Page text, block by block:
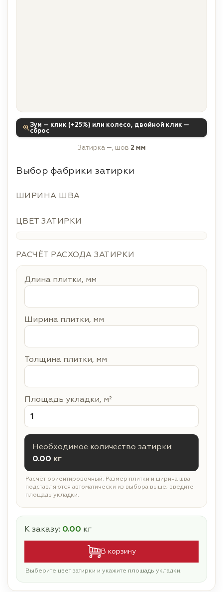
Зум — клик (+25%) или колесо, двойной клик —
сброс
Затирка —, шов 2 мм
Выбор фабрики затирки
ШИРИНА ШВА
ЦВЕТ ЗАТИРКИ
РАСЧЁТ РАСХОДА ЗАТИРКИ
Длина плитки, мм
Ширина плитки, мм
Толщина плитки, мм
Площадь укладки, м²
Необходимое количество затирки:
0.00 кг
Расчёт ориентировочный. Размер плитки и ширина шва
подставляются автоматически из выбора выше; введите
площадь укладки.
К заказу: 0.00 кг
В корзину
Выберите цвет затирки и укажите площадь укладки.